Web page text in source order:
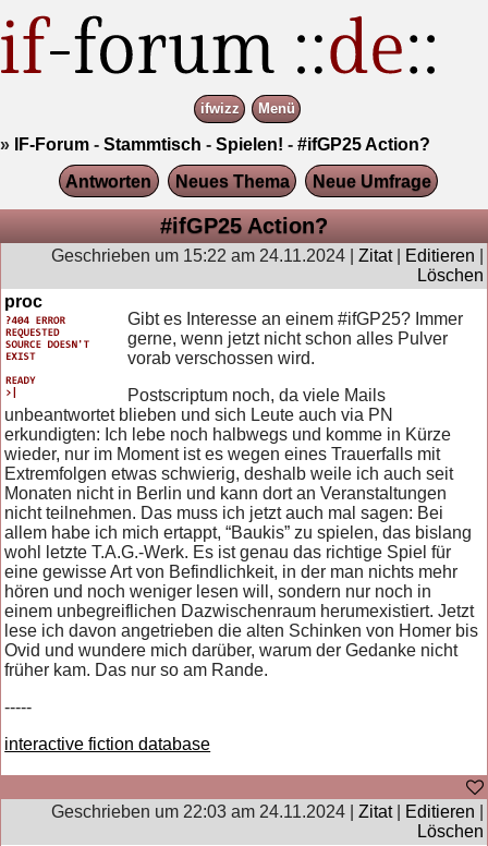
ifwizz Menü
» IF-Forum - Stammtisch - Spielen! - #ifGP25 Action?
Antworten
Neues Thema Neue Umfrage
#ifGP25 Action?
Geschrieben um 15:22 am 24.11.2024 | Zitat| Editieren
Löschen
proc
Gibt es Interesse an einem #ifGP25? Immer
gerne, wenn jetzt nicht schon alles Pulver
vorab verschossen wird.
Postscriptum noch, da viele Mails
unbeantwortet blieben und sich Leute auch via PN
erkundigten: Ich lebe noch halbwegs und komme in Kürze
wieder, nur im Moment ist es wegen eines Trauerfalls mit
Extremfolgen etwas schwierig, deshalb weile ich auch seit
Monaten nicht in Berlin und kann dort an Veranstaltungen
nicht teilnehmen. Das muss ich jetzt auch mal sagen: Bei
allem habe ich mich ertappt, “Baukis” zu spielen, das bislang
wohl letzte T.A.G.-Werk. Es ist genau das richtige Spiel für
eine gewisse Art von Befindlichkeit, in der man nichts mehr
hören und noch weniger lesen will, sondern nur noch in
einem unbegreiflichen Dazwischenraum herumexistiert. Jetzt
lese ich davon angetrieben die alten Schinken von Homer bis
Ovid und wundere mich darüber, warum der Gedanke nicht
früher kam. Das nur so am Rande.
-----
interactive fiction database
Geschrieben um 22:03 am 24.11.2024 | Zitat| Editieren
Löschen